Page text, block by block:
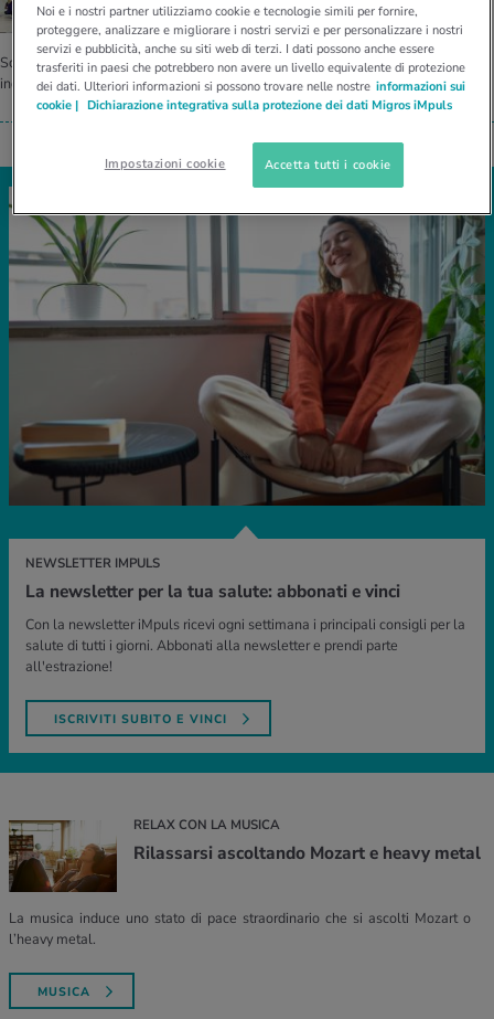
bene
Scopri come il training autogeno aiuta a combattere stress, problemi di sonno e
inquietudine.
NEWSLETTER IMPULS
La newsletter per la tua salute: abbonati e vinci
Con la newsletter iMpuls ricevi ogni settimana i principali consigli per la
salute di tutti i giorni. Abbonati alla newsletter e prendi parte
all'estrazione!
ISCRIVITI SUBITO E VINCI
RELAX CON LA MUSICA
Rilassarsi ascoltando Mozart e heavy metal
La musica induce uno stato di pace straordinario che si ascolti Mozart o
l’heavy metal.
MUSICA
Noi e i nostri partner utilizziamo cookie e tecnologie simili per fornire,
proteggere, analizzare e migliorare i nostri servizi e per personalizzare i nostri
servizi e pubblicità, anche su siti web di terzi. I dati possono anche essere
trasferiti in paesi che potrebbero non avere un livello equivalente di protezione
dei dati. Ulteriori informazioni si possono trovare nelle nostre informazioni sui
cookie | Dichiarazione integrativa sulla protezione dei dati Migros iMpuls
Impostazioni cookie Accetta tutti i cookie